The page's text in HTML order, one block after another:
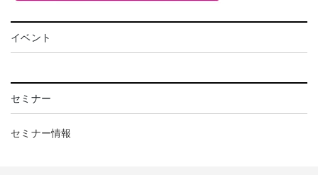
イベント
セミナー
セミナー情報